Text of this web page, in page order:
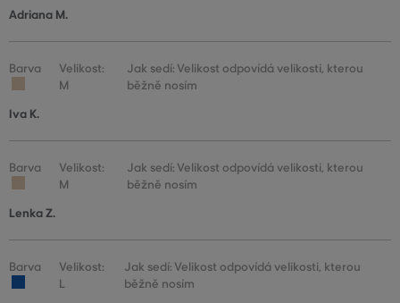
Adriana M.
Barva
Velikost:
M
Jak sedí: Velikost odpovídá velikosti, kterou
běžně nosím
Iva K.
Barva
Velikost:
M
Jak sedí: Velikost odpovídá velikosti, kterou
běžně nosím
Lenka Z.
Barva
Velikost:
L
Jak sedí: Velikost odpovídá velikosti, kterou
běžně nosím